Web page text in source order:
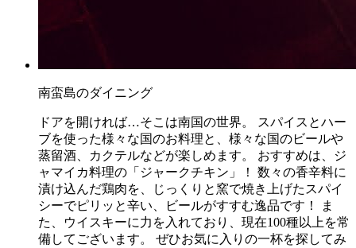
南蛮島のダイニング
ドアを開ければ…そこは南国の世界。 スパイスとハー
ブを使った様々な国のお料理と、様々な国のビールや
蒸留酒、カクテルなどが楽しめます。 おすすめは、ジ
ャマイカ料理の「ジャークチキン」！ 数々の香辛料に
漬け込んだ鶏肉を、じっくりと窯で焼き上げたスパイ
シーでピリッと辛い、ビールがすすむ逸品です！ ま
た、ウイスキーに力を入れており、現在100種以上を常
備してございます。 ぜひお気に入りの一杯を探してみ